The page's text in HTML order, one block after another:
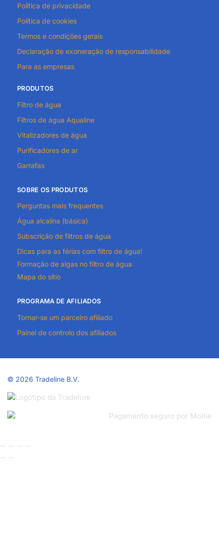
Política de privacidade
Política de cookies
Termos e condições gerais
Declaração de exoneração de responsabilidade
Para as empresas
PRODUTOS
Filtro de água
Filtros de água Aqualine
Vitalizadores de água
Purificadores de ar
Garrafas
SOBRE OS PRODUTOS
Perguntas mais frequentes
Água alcalina (básica)
Subscrição de filtros de água
Dicas para as férias com filtro de água!
Formação de algas no filtro de água
Mapa do sítio
PROGRAMA DE AFILIADOS
Tornar-se um parceiro afiliado
Painel de controlo dos afiliados
© 2026 Tradeline B.V.